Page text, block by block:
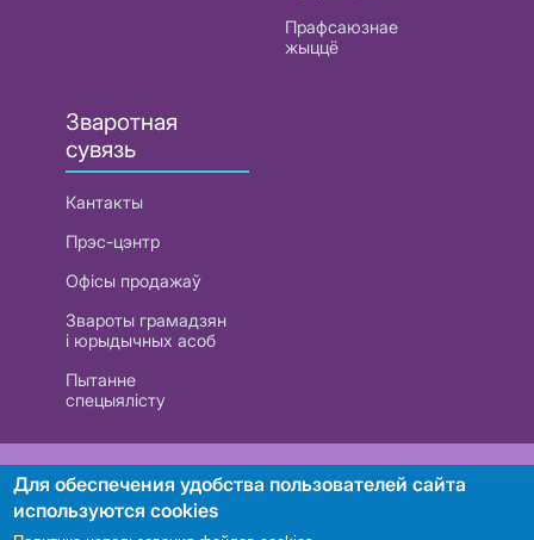
Прафсаюзнае
жыццё
Зваротная
сувязь
Кантакты
Прэс-цэнтр
Офісы продажаў
Звароты грамадзян
і юрыдычных асоб
Пытанне
спецыялісту
РУП «Белтэлекам». УНП 101007741
Для обеспечения удобства пользователей сайта
используются cookies